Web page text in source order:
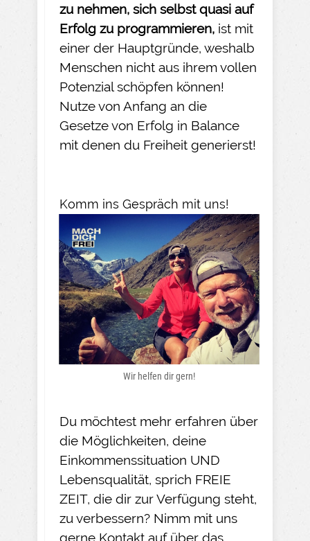
zu nehmen, sich selbst quasi auf
Erfolg zu programmieren, ist mit
einer der Hauptgründe, weshalb
Menschen nicht aus ihrem vollen
Potenzial schöpfen können!
Nutze von Anfang an die
Gesetze von Erfolg in Balance
mit denen du Freiheit generierst!
Komm ins Gespräch mit uns!
Wir helfen dir gern!
Du möchtest mehr erfahren über
die Möglichkeiten, deine
Einkommenssituation UND
Lebensqualität, sprich FREIE
ZEIT, die dir zur Verfügung steht,
zu verbessern? Nimm mit uns
gerne Kontakt auf über das